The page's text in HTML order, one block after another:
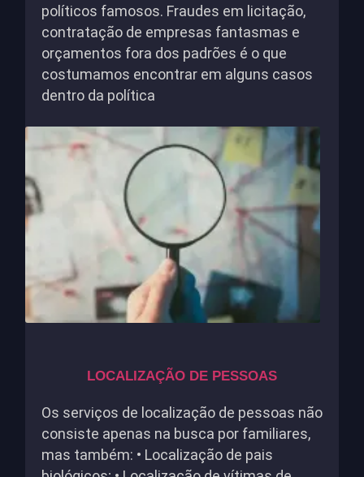
políticos famosos. Fraudes em licitação,
contratação de empresas fantasmas e
orçamentos fora dos padrões é o que
costumamos encontrar em alguns casos
dentro da política
LOCALIZAÇÃO DE PESSOAS
Os serviços de localização de pessoas não
consiste apenas na busca por familiares,
mas também: • Localização de pais